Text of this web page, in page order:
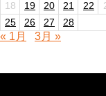
18
19 20 21 22
25
26 27 28
« 1月 3月 »